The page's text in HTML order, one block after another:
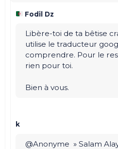
Fodil Dz
Libère-toi de ta bêtise
utilise le traducteur
comprendre. Pour le
rien pour toi.
Bien à vous.
k
@Anonyme » Salam